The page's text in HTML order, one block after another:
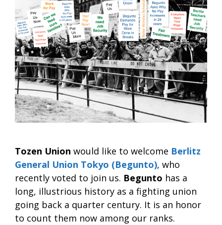
Tozen Union would like to welcome Berlitz
General Union Tokyo (Begunto), who
recently voted to join us. Begunto has a
long, illustrious history as a fighting union
going back a quarter century. It is an honor
to count them now among our ranks.